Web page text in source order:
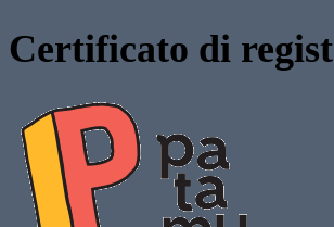
Certificato di